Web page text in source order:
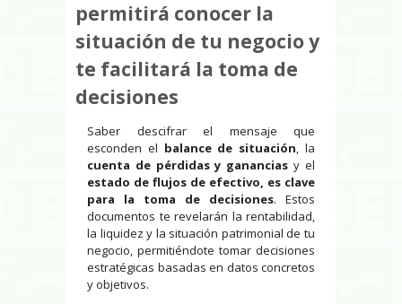
permitirá conocer la
situación de tu negocio y
te facilitará la toma de
decisiones
Saber descifrar el mensaje que
esconden el balance de situación, la
cuenta de pérdidas y ganancias y el
estado de flujos de efectivo, es clave
para la toma de decisiones. Estos
documentos te revelarán la rentabilidad,
la liquidez y la situación patrimonial de tu
negocio, permitiéndote tomar decisiones
estratégicas basadas en datos concretos
y objetivos.